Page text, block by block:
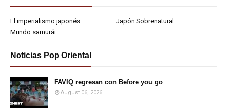
El imperialismo japonés
Japón Sobrenatural
Mundo samurái
Noticias Pop Oriental
FAVIQ regresan con Before you go
August 06, 2026